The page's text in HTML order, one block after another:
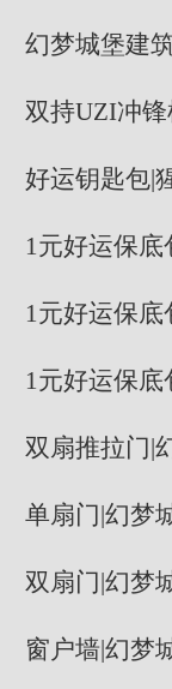
幻梦城堡建
双持UZI冲
好运钥匙包|
1元好运保
1元好运保
1元好运保
双扇推拉门|
单扇门|幻梦
双扇门|幻梦
窗户墙|幻梦